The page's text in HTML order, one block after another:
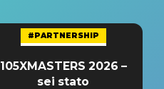
#PARTNERSHIP
105XMASTERS 2026 –
sei stato